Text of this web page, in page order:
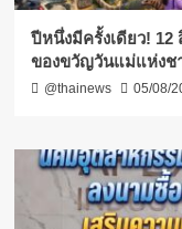
ปีหนึ่งมีครั้งเดียว!
ของขวัญวันแม่แห่งช
@thainews 05/08/